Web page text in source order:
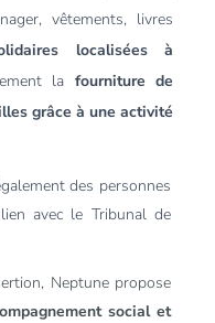
vêtements, livres
localisées à
la fourniture de
grâce à une activité
des personnes
avec le Tribunal de
Neptune propose
social et